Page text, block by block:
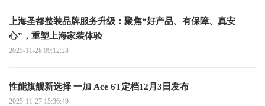
上海圣都整装品牌服务升级：聚焦“好产品、有保障、真安
心”，重塑上海家装体验
2025-11-28 09:12:28
性能旗舰新选择 一加 Ace 6T定档12月3日发布
2025-11-27 15:36:49